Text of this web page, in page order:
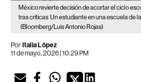
México revierte decisión de acortar el ciclo
tras críticas Un estudiante en una escuela de
(Bloomberg/Luis Antonio Rojas)
PorItalia López
11 de mayo, 2026 | 10:29 PM